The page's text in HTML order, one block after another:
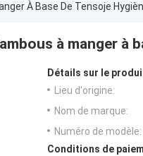
À Base De Tensoje
à manger à
Détails sur le
Lieu d'origine:
Nom de marque:
Numéro de modèle:
Conditions de